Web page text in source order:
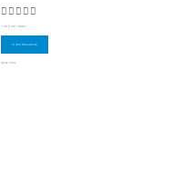
0out of 5
7,90 € inkl. MwSt.
In den Warenkorb
Quick View